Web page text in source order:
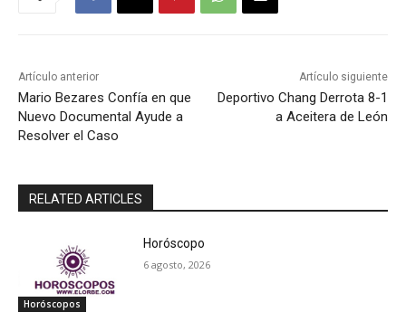
Artículo anterior
Mario Bezares Confía en que
Nuevo Documental Ayude a
Resolver el Caso
Artículo siguiente
Deportivo Chang Derrota 8-1
a Aceitera de León
RELATED ARTICLES
Horóscopos
Horóscopo
6 agosto, 2026